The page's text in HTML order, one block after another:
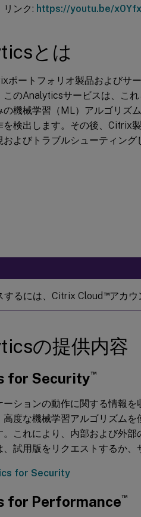
リンク: https://youtu.be/
とは
ートフォリオ製品およびサ
のAnalyticsサービスは、こ
機械学習（ML）アルゴリズ
を検出します。その後、Citrix
よびトラブルシューティング
するには、Citrix Cloud ™アカウ
の提供内容
for Security™
ションの動作に関する情報
高度な機械学習アルゴリズム
。これにより、内部および外
試用版をリクエストするか、
for Security
for Performance™